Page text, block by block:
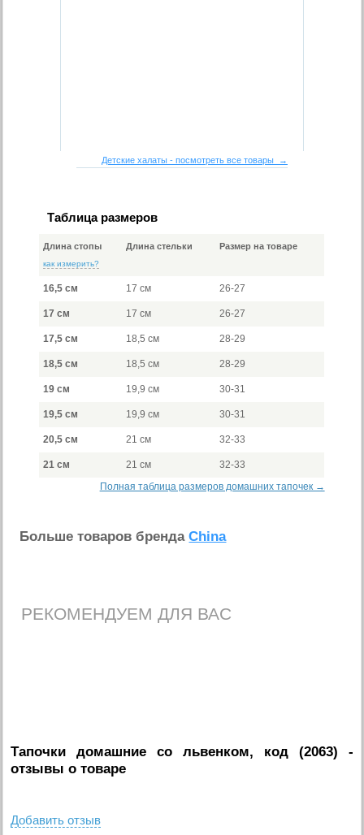
Детские халаты - посмотреть все товары →
Таблица размеров
Длина стопы
как измерить?
Длина стельки Размер на товаре
16,5 см 17 см 26-27
17 см 17 см 26-27
17,5 см 18,5 см 28-29
18,5 см 18,5 см 28-29
19 см 19,9 см 30-31
19,5 см 19,9 см 30-31
20,5 см 21 см 32-33
21 см 21 см
32-33
Полная таблица размеров домашних тапочек →
Больше товаров брендаChina
РЕКОМЕНДУЕМ ДЛЯ ВАС
Тапочки домашние со львенком, код (2063) -
отзывы о товаре
Добавить отзыв